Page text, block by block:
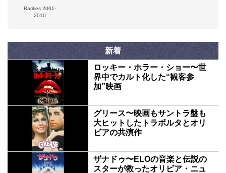
Rarities 2001-
2010
新着
ロッキー・ホラー・ショー〜世
界中でカルト化した“観客参
加”映画
グリース〜映画もサントラ盤も
大ヒットしたトラボルタとオリ
ビアの共演作
ザナドゥ〜ELOの音楽と伝説の
スターが救ったオリビア・ニュ